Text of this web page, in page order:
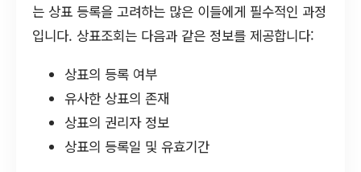
는 상표 등록을 고려하는 많은 이들에게 필수적인 과정
입니다. 상표조회는 다음과 같은 정보를 제공합니다:
상표의 등록 여부
유사한 상표의 존재
상표의 권리자 정보
상표의 등록일 및 유효기간